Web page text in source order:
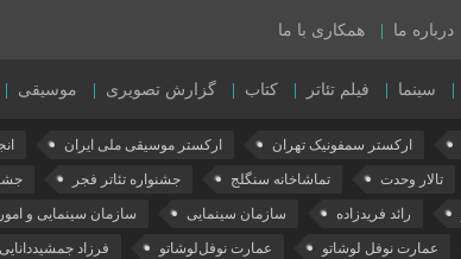
درباره ما همکاری با ما
سینما فیلم تئاتر کتاب گزارش تصویری موسیقی
ارکستر سمفونیک تهران ارکستر موسیقی ملی ایران
تالار وحدت تماشاخانه سنگلج جشنواره تئاتر فجر
رائد فریدزاده سازمان سینمایی سازمان سینمایی و
عمارت نوفل لوشاتو عمارت نوفل‌لوشاتو فرزاد جمشیددانایی